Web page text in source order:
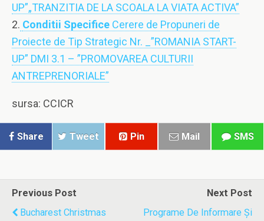
UP”„TRANZITIA DE LA SCOALA LA VIATA ACTIVA”
2. Conditii Specifice Cerere de Propuneri de
Proiecte de Tip Strategic Nr. _”ROMANIA START-
UP” DMI 3.1 – ”PROMOVAREA CULTURII
ANTREPRENORIALE”
sursa: CCICR
Share Tweet Pin Mail SMS
Previous Post
Bucharest Christmas
Next Post
Programe De Informare Și